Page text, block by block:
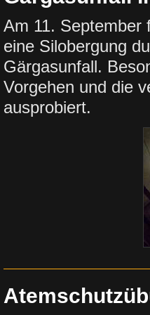
Am 11. September
eine Silobergung
Gärgasunfall.
Vorgehen und die
ausprobiert.